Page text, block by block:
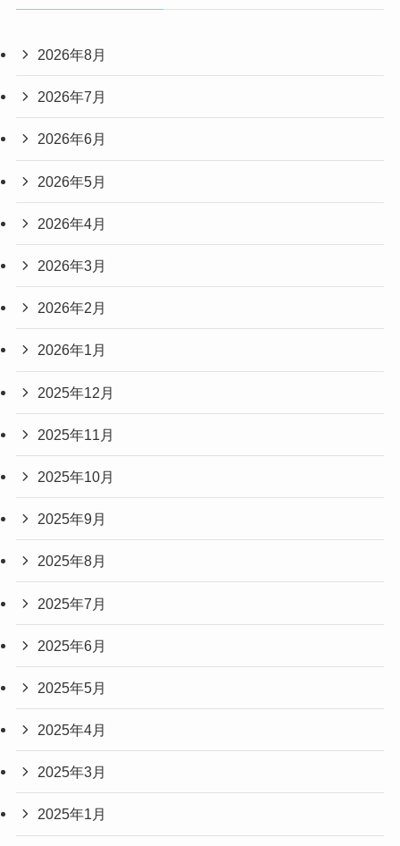
2026年8月
2026年7月
2026年6月
2026年5月
2026年4月
2026年3月
2026年2月
2026年1月
2025年12月
2025年11月
2025年10月
2025年9月
2025年8月
2025年7月
2025年6月
2025年5月
2025年4月
2025年3月
2025年1月